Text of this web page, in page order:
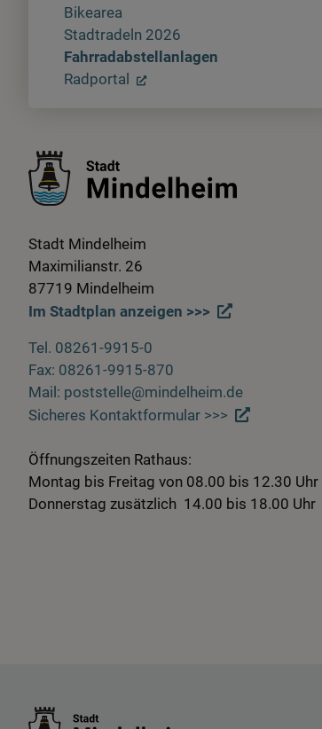
Bikearea
Stadtradeln 2026
Fahrradabstellanlagen
Radportal
Stadt Mindelheim
Maximilianstr. 26
87719 Mindelheim
Im Stadtplan anzeigen >>>
Tel. 08261-9915-0
Fax: 08261-9915-870
Mail: poststelle@mindelheim.de
Sicheres Kontaktformular >>>
Öffnungszeiten Rathaus:
Montag bis Freitag von 08.00 bis 12.30 Uhr
Donnerstag zusätzlich 14.00 bis 18.00 Uhr